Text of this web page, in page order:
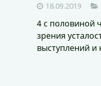
18.09.2019
4 с половиной
зрения
выступлений